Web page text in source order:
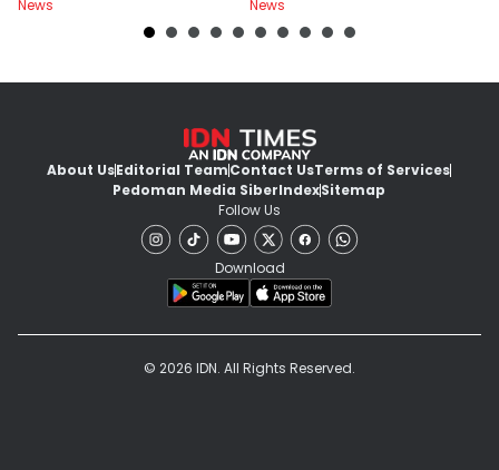
News
News
About UsEditorial TeamContact UsTerms of Services
Pedoman Media SiberIndexSitemap
Follow Us
Download
© 2026 IDN. All Rights Reserved.